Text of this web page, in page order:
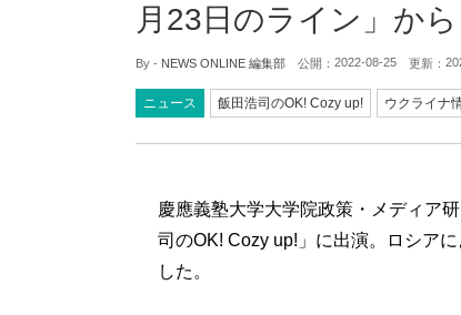
月23日のライン」か
By - NEWS ONLINE 編集部 公開： 2022-08-25 更新：
ニュース 飯田浩司のOK! Cozy up! ウクライナ
慶應義塾大学大学院政策・メディア
司のOK! Cozy up!」に出演。ロシア
した。